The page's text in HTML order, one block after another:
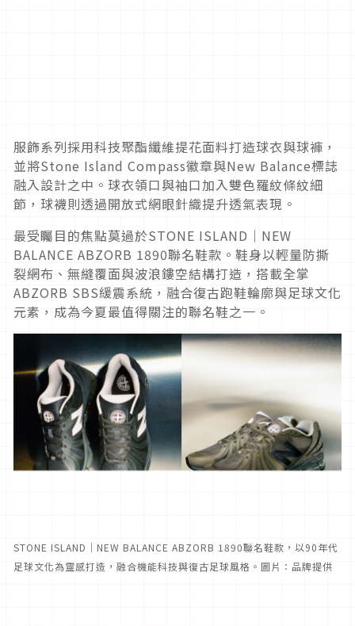
服飾系列採用科技聚酯纖維提花面料打造球衣與球褲，
並將Stone Island Compass徽章與New Balance標誌
融入設計之中。球衣領口與袖口加入雙色羅紋條紋細
節，球襪則透過開放式網眼針織提升透氣表現。
最受矚目的焦點莫過於STONE ISLAND｜NEW
BALANCE ABZORB 1890聯名鞋款。鞋身以輕量防撕
裂網布、無縫覆面與波浪鏤空結構打造，搭載全掌
ABZORB SBS緩震系統，融合復古跑鞋輪廓與足球文化
元素，成為今夏最值得關注的聯名鞋之一。
STONE ISLAND｜NEW BALANCE ABZORB 1890聯名鞋款，以90年代
足球文化為靈感打造，融合機能科技與復古足球風格。圖片：品牌提供